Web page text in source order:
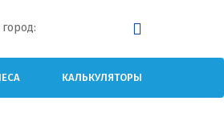
КАЛЬКУЛЯТОРЫ